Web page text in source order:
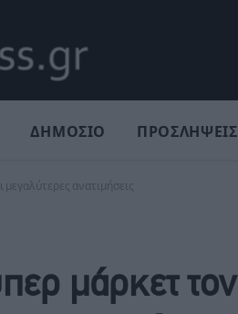
ΔΗΜΟΣΙΟ ΠΡΟΣΛΗΨΕΙΣ
ανατιμήσεις
μάρκετ τον